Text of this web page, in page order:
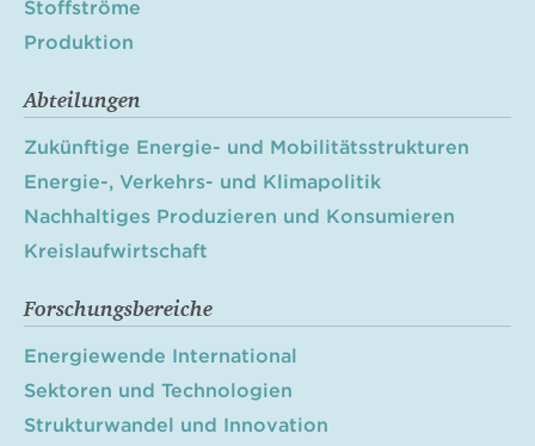
Stoffströme
Produktion
Abteilungen
Zukünftige Energie- und Mobilitätsstrukturen
Energie-, Verkehrs- und Klimapolitik
Nachhaltiges Produzieren und Konsumieren
Kreislaufwirtschaft
Forschungsbereiche
Energiewende International
Sektoren und Technologien
Strukturwandel und Innovation